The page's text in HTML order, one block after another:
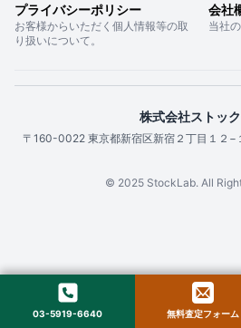
プライバシーポリシー
お客様からいただく個人情報等の取
り扱いについて。
会社
当社の
株式会社ストッ
〒160-0022 東京都新宿区新宿２丁目１２−
© 2025 StockLab. All
03-5919-6640 無料査定フォーム